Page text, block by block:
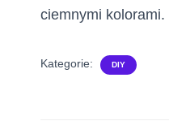
ciemnymi kolorami.
Kategorie: DIY